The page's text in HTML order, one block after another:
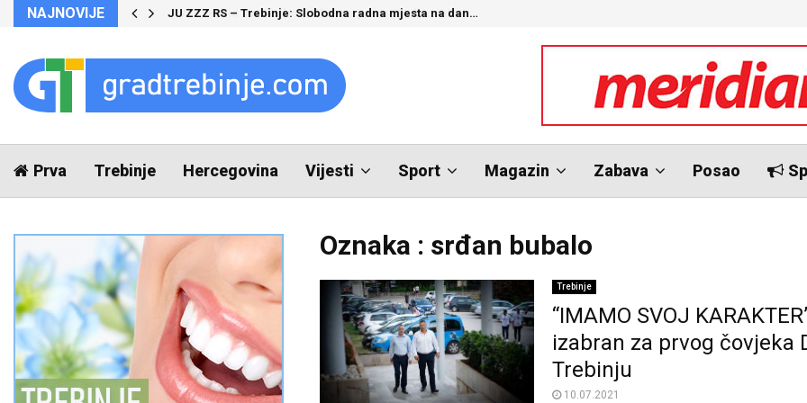
NAJNOVIJE Air Serbia uvodi zimske letove prema Dubrovniku
Prva Trebinje Hercegovina Vijesti Sport Magazin Zabava Posao
Oznaka : srđan bubalo
Trebinje
“IMAMO SVOJ
izabran za prvog čovjeka
Trebinju
10.07.2021